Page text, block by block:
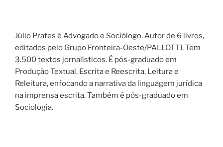
Júlio Prates é Advogado e Sociólogo. Autor de 6 livros,
editados pelo Grupo Fronteira-Oeste/PALLOTTI. Tem
3.500 textos jornalísticos. É pós-graduado em
Produção Textual, Escrita e Reescrita, Leitura e
Releitura, enfocando a narrativa da linguagem jurídica
na imprensa escrita. Também é pós-graduado em
Sociologia.